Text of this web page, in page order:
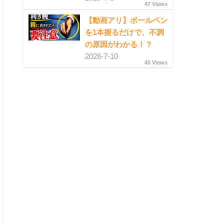
47 Views
【動画アリ】ボールペン
を1本握るだけで、不調
の原因がわかる！？
2026-7-10
45 Views